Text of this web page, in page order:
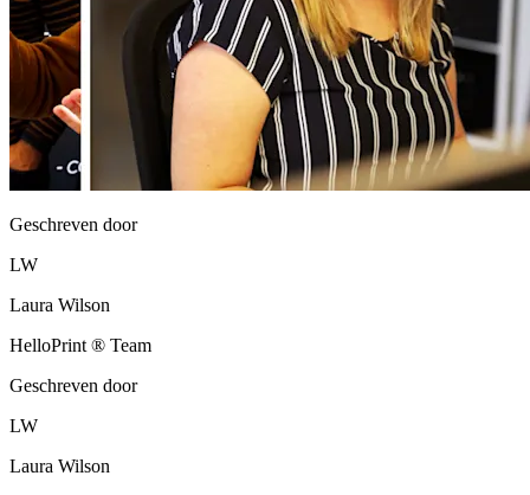
Geschreven door
LW
Laura Wilson
HelloPrint ® Team
Geschreven door
LW
Laura Wilson